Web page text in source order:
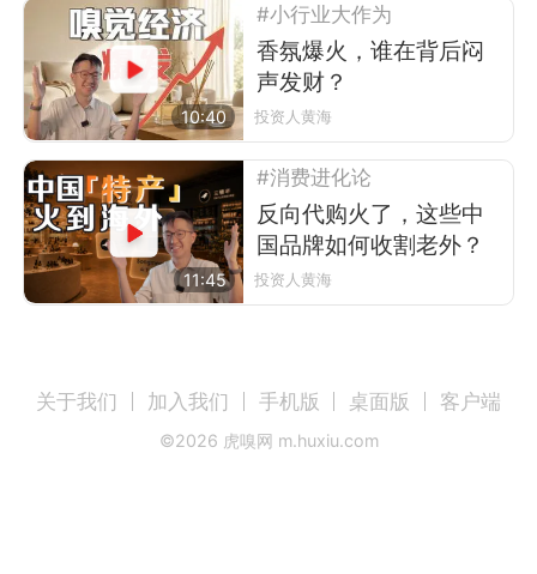
10:40
#小行业大作为
香氛爆火，谁在背后闷
声发财？
投资人黄海
11:45
#消费进化论
反向代购火了，这些中
国品牌如何收割老外？
投资人黄海
关于我们 加入我们 手机版 桌面版 客户端
©2026 虎嗅网 m.huxiu.com